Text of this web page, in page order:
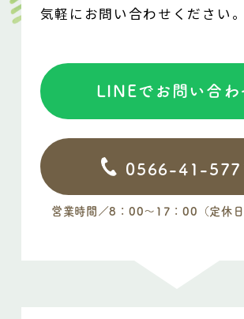
気軽にお問い合わせください。
LINEでお問い合わ
0566-41-
営業時間／8：00〜17：00（定休日